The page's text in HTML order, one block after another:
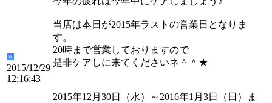
2015/12/29
12:16:43
当店は本日が2015年ラストの営業日となりま
す。
20時まで営業しておりますので
是非ケアしに来てくださいネ＾＾★
2015年12月30日（水）～2016年1月3日（日）ま